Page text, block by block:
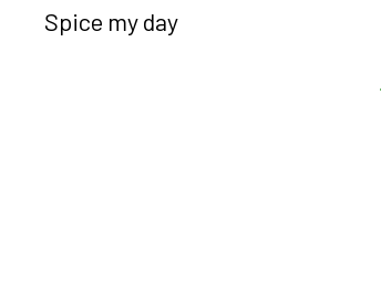
Spice my day